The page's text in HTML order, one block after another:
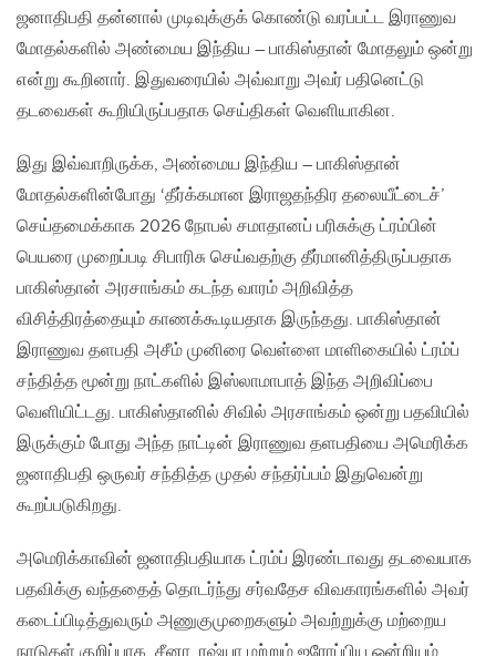
ஜனாதிபதி தன்னால் முடிவுக்குக் கொண்டு வரப்பட்ட இராணுவ
மோதல்களில் அண்மைய இந்திய – பாகிஸ்தான் மோதலும் ஒன்று
என்று கூறினார். இதுவரையில் அவ்வாறு அவர் பதினெட்டு
தடவைகள் கூறியிருப்பதாக செய்திகள் வெளியாகின.
இது இவ்வாறிருக்க, அண்மைய இந்திய – பாகிஸ்தான்
மோதல்களின்போது ‘தீர்க்கமான இராஜதந்திர தலையீட்டைச்’
செய்தமைக்காக 2026 நோபல் சமாதானப் பரிசுக்கு ட்ரம்பின்
பெயரை முறைப்படி சிபாரிசு செய்வதற்கு தீர்மானித்திருப்பதாக
பாகிஸ்தான் அரசாங்கம் கடந்த வாரம் அறிவித்த
விசித்திரத்தையும் காணக்கூடியதாக இருந்தது. பாகிஸ்தான்
இராணுவ தளபதி அசீம் முனிரை வெள்ளை மாளிகையில் ட்ரம்ப்
சந்தித்த மூன்று நாட்களில் இஸ்லாமாபாத் இந்த அறிவிப்பை
வெளியிட்டது. பாகிஸ்தானில் சிவில் அரசாங்கம் ஒன்று பதவியில்
இருக்கும் போது அந்த நாட்டின் இராணுவ தளபதியை அமெரிக்க
ஜனாதிபதி ஒருவர் சந்தித்த முதல் சந்தர்ப்பம் இதுவென்று
கூறப்படுகிறது.
அமெரிக்காவின் ஜனாதிபதியாக ட்ரம்ப் இரண்டாவது தடவையாக
பதவிக்கு வந்ததைத் தொடர்ந்து சர்வதேச விவகாரங்களில் அவர்
கடைப்பிடித்துவரும் அணுகுமுறைகளும் அவற்றுக்கு மற்றைய